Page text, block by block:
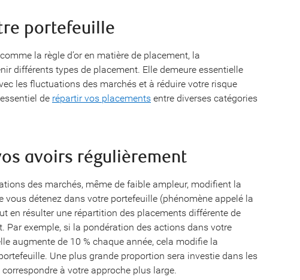
portefeuille
la règle d’or en matière de placement, la
différents types de placement. Elle demeure essentielle
les fluctuations des marchés et à réduire votre risque
de répartir vos placements entre diverses catégories
avoirs régulièrement
des marchés, même de faible ampleur, modifient la
vous détenez dans votre portefeuille (phénomène appelé la
en résulter une répartition des placements différente de
Par exemple, si la pondération des actions dans votre
augmente de 10 % chaque année, cela modifie la
Une plus grande proportion sera investie dans les
à votre approche plus large.